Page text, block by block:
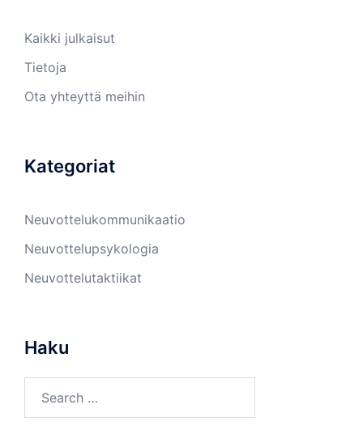
Kaikki julkaisut
Tietoja
Ota yhteyttä meihin
Kategoriat
Neuvottelukommunikaatio
Neuvottelupsykologia
Neuvottelutaktiikat
Haku